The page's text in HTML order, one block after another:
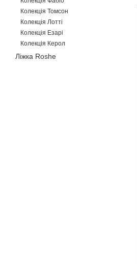
Колекція Томсон
Колекція Лотті
Колекція Езарі
Колекція Керол
Ліжка Roshe